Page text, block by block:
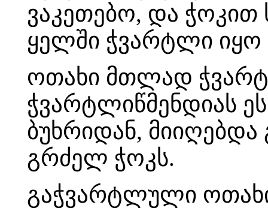
ვაკეთებო, და
ყელში ჭვარტლი
ოთახი მთლად
ჭვარტლიწმენდიას
ბუხრიდან,
გრძელ ჭოკს.
გაჭვარტლული